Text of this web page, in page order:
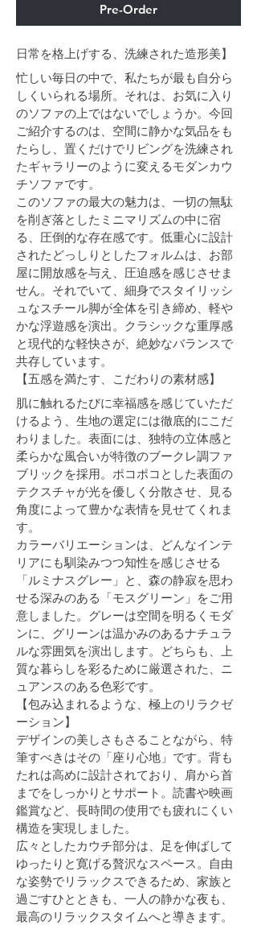
Pre-Order
日常を格上げする、洗練された造形美】
忙しい毎日の中で、私たちが最も自分ら
しくいられる場所。それは、お気に入り
のソファの上ではないでしょうか。今回
ご紹介するのは、空間に静かな気品をも
たらし、置くだけでリビングを洗練され
たギャラリーのように変えるモダンカウ
チソファです。
このソファの最大の魅力は、一切の無駄
を削ぎ落としたミニマリズムの中に宿
る、圧倒的な存在感です。低重心に設計
されたどっしりとしたフォルムは、お部
屋に開放感を与え、圧迫感を感じさせま
せん。それでいて、細身でスタイリッシ
ュなスチール脚が全体を引き締め、軽や
かな浮遊感を演出。クラシックな重厚感
と現代的な軽快さが、絶妙なバランスで
共存しています。
【五感を満たす、こだわりの素材感】
肌に触れるたびに幸福感を感じていただ
けるよう、生地の選定には徹底的にこだ
わりました。表面には、独特の立体感と
柔らかな風合いが特徴のブークレ調ファ
ブリックを採用。ポコポコとした表面の
テクスチャが光を優しく分散させ、見る
角度によって豊かな表情を見せてくれま
す。
カラーバリエーションは、どんなインテ
リアにも馴染みつつ知性を感じさせる
「ルミナスグレー」と、森の静寂を思わ
せる深みのある「モスグリーン」をご用
意しました。グレーは空間を明るくモダ
ンに、グリーンは温かみのあるナチュラ
ルな雰囲気を演出します。どちらも、上
質な暮らしを彩るために厳選された、ニ
ュアンスのある色彩です。
【包み込まれるような、極上のリラクゼ
ーション】
デザインの美しさもさることながら、特
筆すべきはその「座り心地」です。背も
たれは高めに設計されており、肩から首
までをしっかりとサポート。読書や映画
鑑賞など、長時間の使用でも疲れにくい
構造を実現しました。
広々としたカウチ部分は、足を伸ばして
ゆったりと寛げる贅沢なスペース。自由
な姿勢でリラックスできるため、家族と
過ごすひとときも、一人の静かな夜も、
最高のリラックスタイムへと導きます。